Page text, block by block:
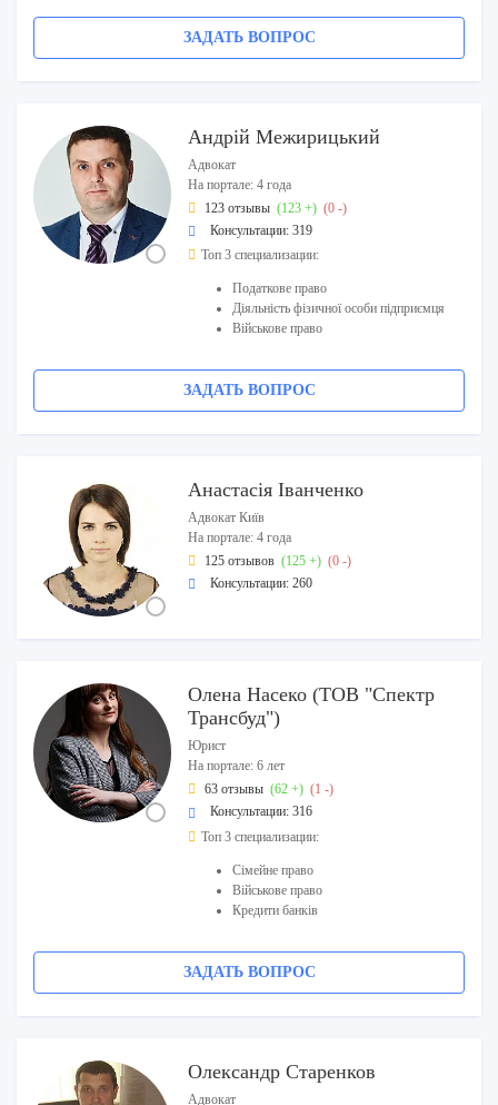
ЗАДАТЬ ВОПРОС
Андрій Межирицький
Адвокат
На портале: 4 года
123 отзывы (123 +) (0 -)
Консультации: 319
Топ 3 специализации:
Податкове право
Діяльність фізичної особи підприємця
Військове право
ЗАДАТЬ ВОПРОС
Анастасія Іванченко
Адвокат Київ
На портале: 4 года
125 отзывов (125 +) (0 -)
Консультации: 260
Олена Насеко (ТОВ "Спектр
Трансбуд")
Юрист
На портале: 6 лет
63 отзывы (62 +) (1 -)
Консультации: 316
Топ 3 специализации:
Сімейне право
Військове право
Кредити банків
ЗАДАТЬ ВОПРОС
Олександр Старенков
Адвокат